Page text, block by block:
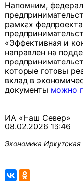
Напомним,
рамках
«Эффективная и
направлен на
которые готовы
вклад в
документы можно
ИА «Наш Север»
08.02.2026 16:46
Экономика Иркутская